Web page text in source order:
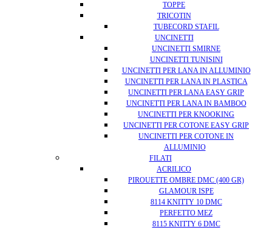
TOPPE
TRICOTIN
TUBECORD STAFIL
UNCINETTI
UNCINETTI SMIRNE
UNCINETTI TUNISINI
UNCINETTI PER LANA IN ALLUMINIO
UNCINETTI PER LANA IN PLASTICA
UNCINETTI PER LANA EASY GRIP
UNCINETTI PER LANA IN BAMBOO
UNCINETTI PER KNOOKING
UNCINETTI PER COTONE EASY GRIP
UNCINETTI PER COTONE IN
ALLUMINIO
FILATI
ACRILICO
PIROUETTE OMBRE DMC (400 GR)
GLAMOUR ISPE
8114 KNITTY 10 DMC
PERFETTO MEZ
8115 KNITTY 6 DMC